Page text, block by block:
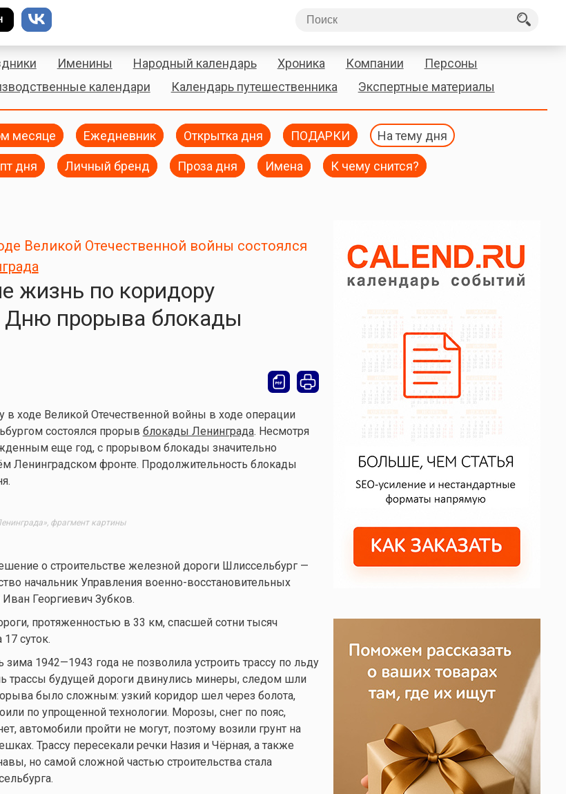
Именины Народный календарь Хроника Компании
Персоны
календари Календарь путешественника Экспертные материалы
месяце Ежедневник Открытка дня ПОДАРКИ На тему дня
дня Личный бренд Проза дня Имена К чему снится?
Великой Отечественной войны состоялся
жизнь по коридору
Дню прорыва блокады
в ходе Великой Отечественной войны в ходе операции
состоялся прорыв блокады Ленинграда. Несмотря
еще год, с прорывом блокады значительно
Ленинградском фронте. Продолжительность блокады
фpaгмeнт кapтины
о строительстве железной дороги Шлиссельбург —
начальник Управления военно-восстановительных
Георгиевич Зубков.
протяженностью в 33 км, спасшей сотни тысяч
суток.
1942—1943 года не позволила устроить трассу по льду
трассы будущей дороги двинулись минеры, следом шли
было сложным: узкий коридор шел через болота,
по упрощенной технологии. Морозы, снег по пояс,
автомобили пройти не могут, поэтому возили грунт на
Трассу пересекали речки Назия и Чёрная, а также
но самой сложной частью строительства стала